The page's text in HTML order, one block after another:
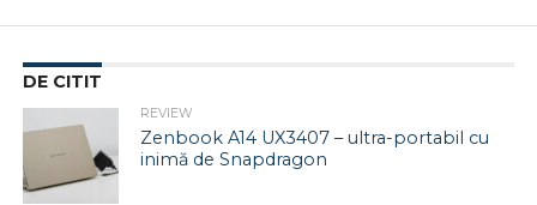
DE CITIT
REVIEW
Zenbook A14 UX3407 – ultra-portabil cu
inimă de Snapdragon